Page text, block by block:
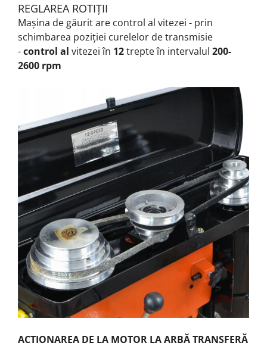
REGLAREA ROTIȚII
Mașina de găurit are control al vitezei - prin
schimbarea poziției curelelor de transmisie
-control al vitezei în 12trepte în intervalul 200-
2600 rpm
ACTIONAREA DE LA MOTOR LA ARBĂ TRANSFERĂ